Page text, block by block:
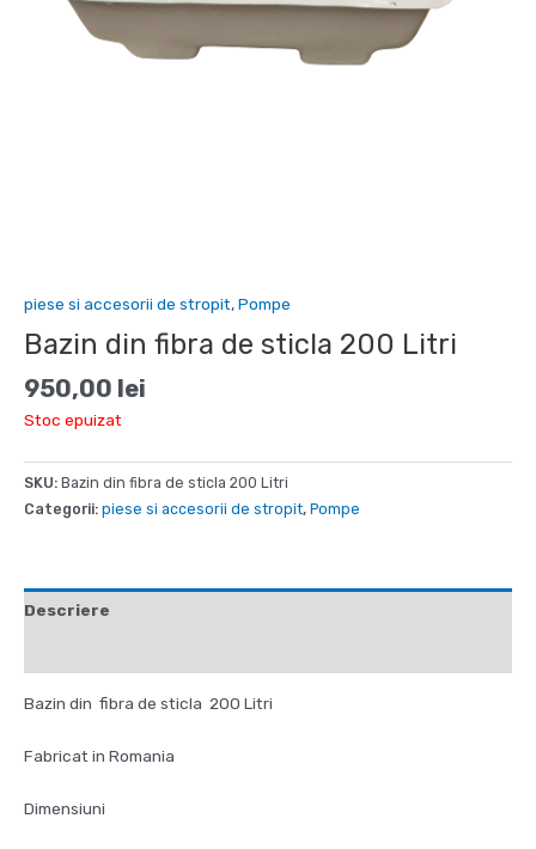
piese si accesorii de stropit,Pompe
Bazin din fibra de sticla 200 Litri
950,00 lei
Stoc epuizat
SKU: Bazin din fibra de sticla 200 Litri
Categorii: piese si accesorii de stropit, Pompe
Descriere
Bazin din fibra de sticla 200 Litri
Fabricat in Romania
Dimensiuni